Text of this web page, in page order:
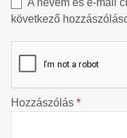
A nevem és e-mail
következő
Hozzászólás *